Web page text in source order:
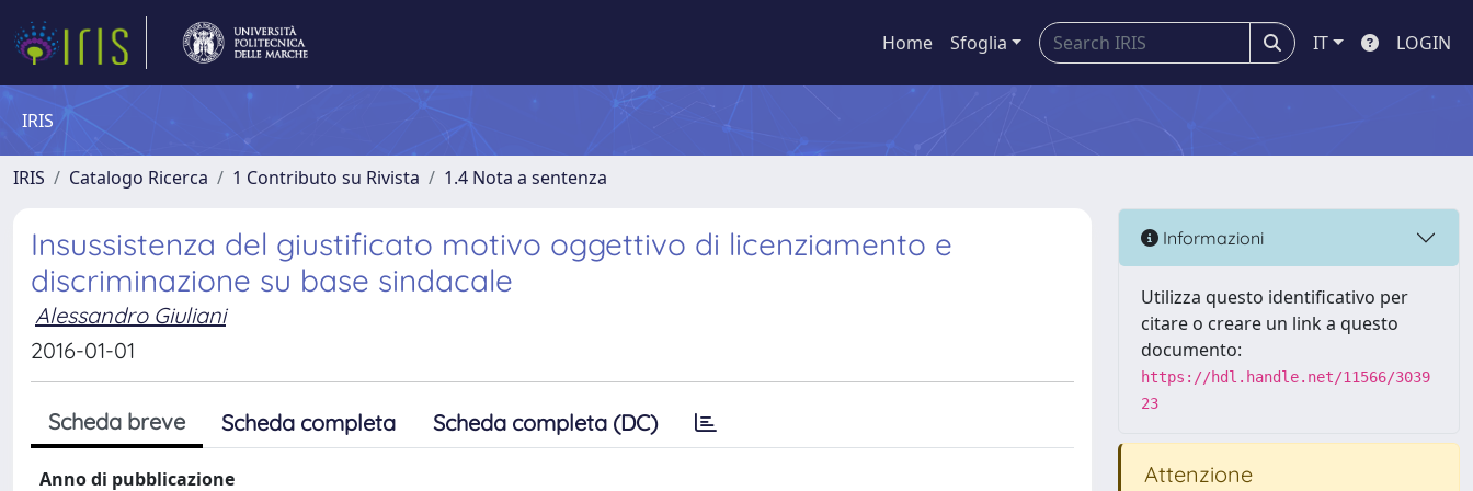
Home Sfoglia IT LOGIN
IRIS
IRIS Catalogo Ricerca 1 Contributo su Rivista 1.4 Nota a sentenza
Insussistenza del giustificato motivo oggettivo di licenziamento e
discriminazione su base sindacale
Alessandro Giuliani
2016-01-01
Scheda breve Scheda completa Scheda completa (DC)
Anno di pubblicazione
Informazioni
Utilizza questo identificativo per
citare o creare un link a questo
documento:
https://hdl.handle.net/11566/3039
23
Attenzione